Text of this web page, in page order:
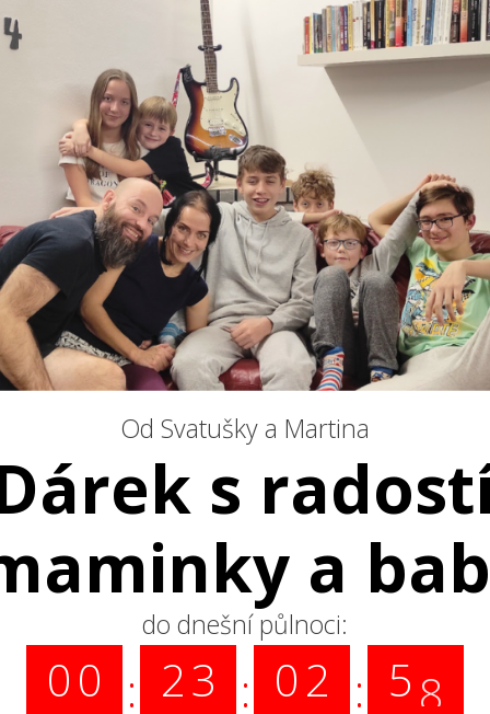
Od Svatušky a Martina
s
a
do dnešní půlnoci:
00 23 02 5 6